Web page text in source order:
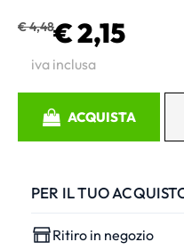
€ 4,48€ 2,15
iva inclusa
ACQUISTA
PER IL TUO
Ritiro in negozio